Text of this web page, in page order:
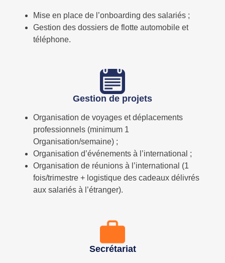
Mise en place de l’onboarding des salariés ;
Gestion des dossiers de flotte automobile et
téléphone.
Gestion de projets
Organisation de voyages et déplacements
professionnels (minimum 1
Organisation/semaine) ;
Organisation d’événements à l’international ;
Organisation de réunions à l’international (1
fois/trimestre + logistique des cadeaux délivrés
aux salariés à l’étranger).
Secrétariat